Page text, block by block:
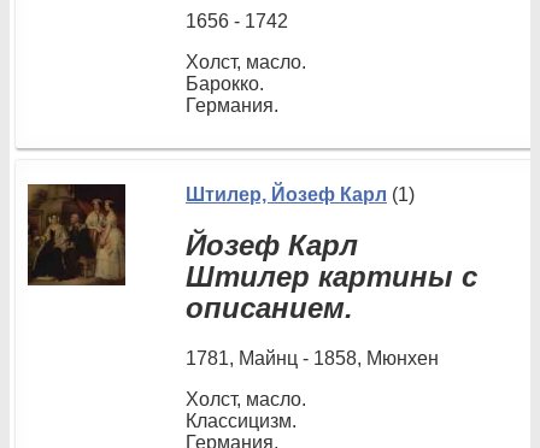
1656 - 1742
Холст, масло.
Барокко.
Германия.
Штилер, Йозеф Карл (1)
Йозеф Карл
Штилер картины с
описанием.
1781, Майнц - 1858, Мюнхен
Холст, масло.
Классицизм.
Германия.